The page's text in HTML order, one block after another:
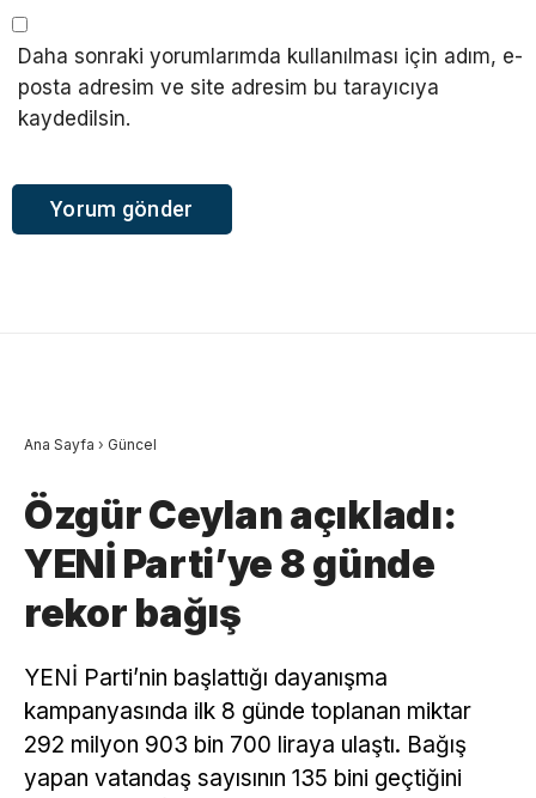
Daha sonraki yorumlarımda kullanılması için adım, e-
posta adresim ve site adresim bu tarayıcıya
kaydedilsin.
Ana Sayfa › Güncel
Özgür Ceylan açıkladı:
YENİ Parti’ye 8 günde
rekor bağış
YENİ Parti’nin başlattığı dayanışma
kampanyasında ilk 8 günde toplanan miktar
292 milyon 903 bin 700 liraya ulaştı. Bağış
yapan vatandaş sayısının 135 bini geçtiğini